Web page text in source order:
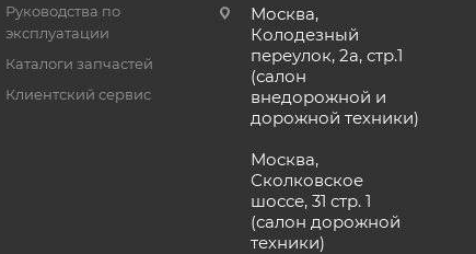
Руководства по
эксплуатации
Каталоги запчастей
Клиентский сервис
Москва,
Колодезный
переулок, 2а, стр.1
(салон
внедорожной и
дорожной техники)
Москва,
Сколковское
шоссе, 31 стр. 1
(салон дорожной
техники)